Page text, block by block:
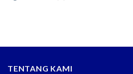
TENTANG KAMI